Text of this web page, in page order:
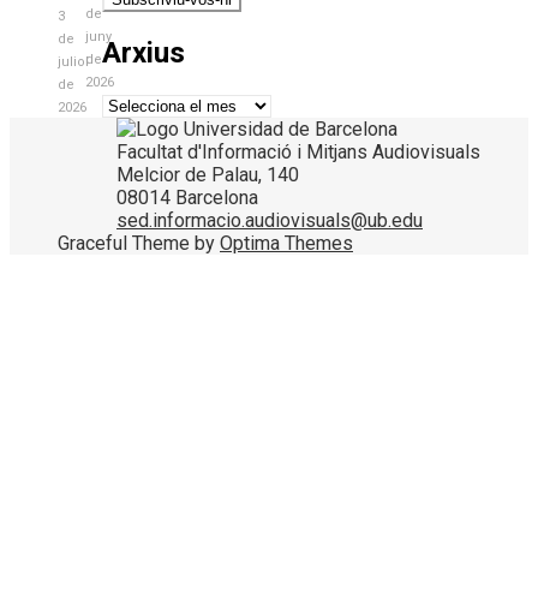
3
de
juliol
de
2026
de
juny
de
2026
Arxius
Arxius
Facultat d'Informació i Mitjans Audiovisuals
Melcior de Palau, 140
08014 Barcelona
sed.informacio.audiovisuals@ub.edu
Graceful Theme by Optima Themes